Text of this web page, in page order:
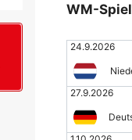
WM-
24.9.2026
27.9.2026